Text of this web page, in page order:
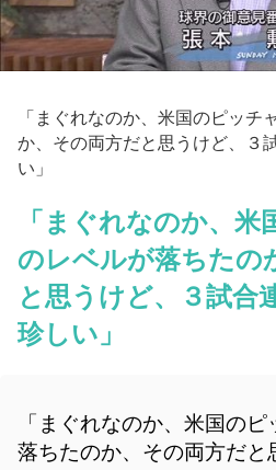
「まぐれなのか、米国のピッ
か、その両方だと思うけど、３
い」
「まぐれなのか、
のレベルが落ちたの
と思うけど、３試合
珍しい」
「まぐれなのか、米国の
落ちたのか、その両方だと